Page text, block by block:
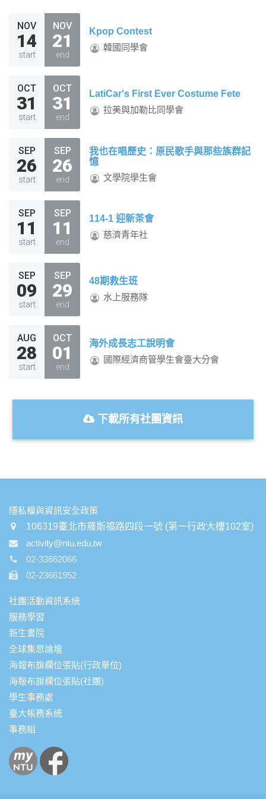
NOV
14
start
NOV
21
end
Kpop Contest
韓國同學會
OCT
31
start
OCT
31
end
LatiCar's First Ever Costume Fete
拉美與加勒比同學會
SEP
26
start
SEP
26
end
我也在唱歷史：原民歌手與那些族群記
憶
文學院學生會
SEP
11
start
SEP
11
end
114-1 迎新茶會
慈濟青年社
SEP
09
start
SEP
29
end
48期救生班
水上服務隊
AUG
28
start
OCT
01
end
海外成長志工說明會
國際經濟商管學生會臺大分會
下載所有社團資訊
:::
隱私權與資訊安全政策
106319臺北市羅斯福路四段一號 (第一行政大樓102室)
activity@ntu.edu.tw
02-33662066
02-23661952
社團活動資訊系統
服務學習
新生書院
全球集思論壇
海報布旗欄位張貼(行政單位)
海報布旗欄位張貼(社團)
學生事務處
臺大帳務系統
事務組